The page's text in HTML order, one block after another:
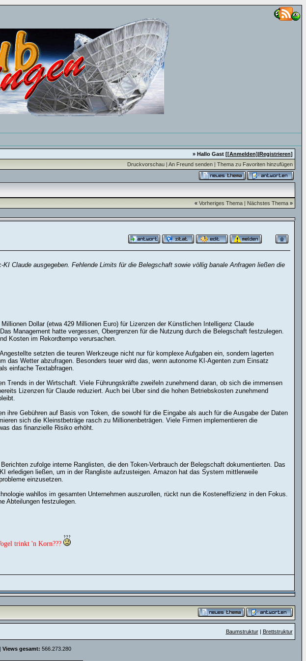
» Hallo Gast [[Anmelden]|Registrieren]
Druckvorschau| An Freund senden| Thema zu Favoriten hinzufügen
« Vorheriges Thema| Nächstes Thema »
Claude ausgegeben. Fehlende Limits für die Belegschaft sowie völlig banale Anfragen ließen die
Dollar (etwa 429 Millionen Euro) für Lizenzen der Künstlichen Intelligenz Claude
Management hatte vergessen, Obergrenzen für die Nutzung durch die Belegschaft festzulegen.
Kosten im Rekordtempo verursachen.
setzten die teuren Werkzeuge nicht nur für komplexe Aufgaben ein, sondern lagerten
Wetter abzufragen. Besonders teuer wird das, wenn autonome KI-Agenten zum Einsatz
einfache Textabfragen.
Trends in der Wirtschaft. Viele Führungskräfte zweifeln zunehmend daran, ob sich die immensen
Lizenzen für Claude reduziert. Auch bei Uber sind die hohen Betriebskosten zunehmend
ihre Gebühren auf Basis von Token, die sowohl für die Eingabe als auch für die Ausgabe der Daten
sich die Kleinstbeträge rasch zu Millionenbeträgen. Viele Firmen implementieren die
das finanzielle Risiko erhöht.
zufolge interne Ranglisten, die den Token-Verbrauch der Belegschaft dokumentierten. Das
erledigen ließen, um in der Rangliste aufzusteigen. Amazon hat das System mittlerweile
einzusetzen.
wahllos im gesamten Unternehmen auszurollen, rückt nun die Kosteneffizienz in den Fokus.
Abteilungen festzulegen.
trinkt 'n Korn???
Baumstruktur| Brettstruktur
Views gesamt: 566.273.280